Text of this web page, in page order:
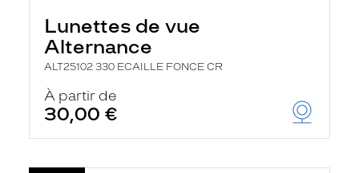
Lunettes de vue
Alternance
ALT25102 330 ECAILLE FONCE CR
À partir de
30,00 €